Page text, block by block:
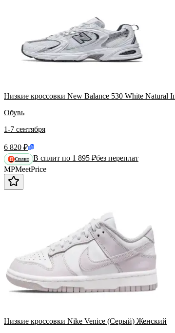
Низкие кроссовки New Balance 530 White Natural
Обувь
1-7 сентября
6 820 ₽
Я Сплит В сплит по 1 895 ₽без переплат
MPMeetPrice
Низкие кроссовки Nike Venice (Серый) Женский